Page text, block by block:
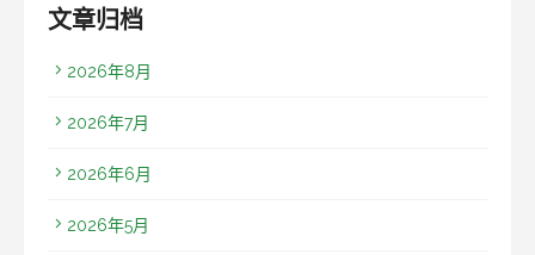
文章归档
2026年8月
2026年7月
2026年6月
2026年5月